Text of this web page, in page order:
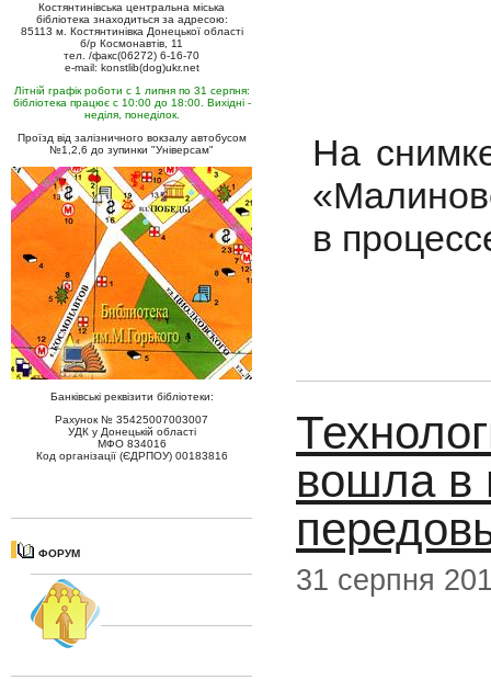
Костянтинівська центральна міська
бібліотека знаходиться за адресою:
85113 м. Костянтинівка Донецької області
б/р Космонавтів, 11
тел. /факс(06272) 6-16-70
e-mail: konstlib(dog)ukr.net
Літній графік роботи с 1 липня по 31 серпня:
бібліотека працює с 10:00 до 18:00. Вихідні -
неділя, понеділок.
Проїзд від залізничного вокзалу автобусом
№1,2,6 до зупинки "Універсам"
Банківські реквізити бібліотеки:
Рахунок № 35425007003007
УДК у Донецькій області
МФО 834016
Код організації (ЄДРПОУ) 00183816
ФОРУМ
На
в
вошла в
31 серпня